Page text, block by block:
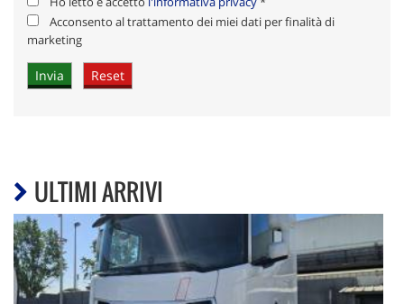
Acconsento al trattamento dei miei dati per finalità di
marketing
ULTIMI ARRIVI